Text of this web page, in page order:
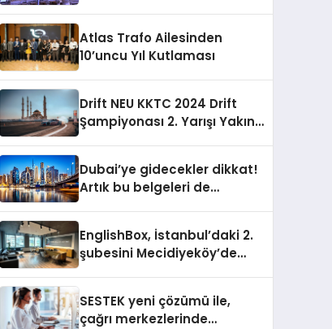
Atlas Trafo Ailesinden
10’uncu Yıl Kutlaması
Drift NEU KKTC 2024 Drift
Şampiyonası 2. Yarışı Yakın
Dubai’ye gidecekler dikkat!
Artık bu belgeleri de
EnglishBox, İstanbul’daki 2.
şubesini Mecidiyeköy’de
SESTEK yeni çözümü ile,
çağrı merkezlerinde